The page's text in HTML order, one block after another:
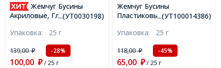
...(УТ0030198)
Жемчуг Бусины
Акриловые, Глянцевые,
тие 1.5мм, около
210шт/25г, (УТ0030198)
Упаковка: 25 г
139,00₽ -28%
100,00 ₽/ 25 г
...(УТ100014386)
Жемчуг Бусины
Пластиковые ABS,
Белый, 10мм, Отв-тие 1мм,
около 50шт/25г,
(УТ100014386)
Упаковка: 25 г
118,00₽ -45%
65,00 ₽/ 25 г